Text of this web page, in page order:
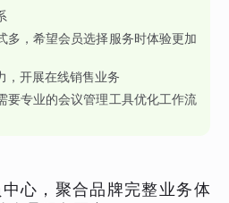
多，希望会员选择服务时体验更加
，开展在线销售业务
要专业的会议管理工具优化工作流
心，聚合品牌完整业务体